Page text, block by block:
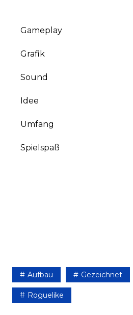
Gameplay
Grafik
Sound
Idee
Umfang
Spielspaß
Aufbau Gezeichnet
Roguelike